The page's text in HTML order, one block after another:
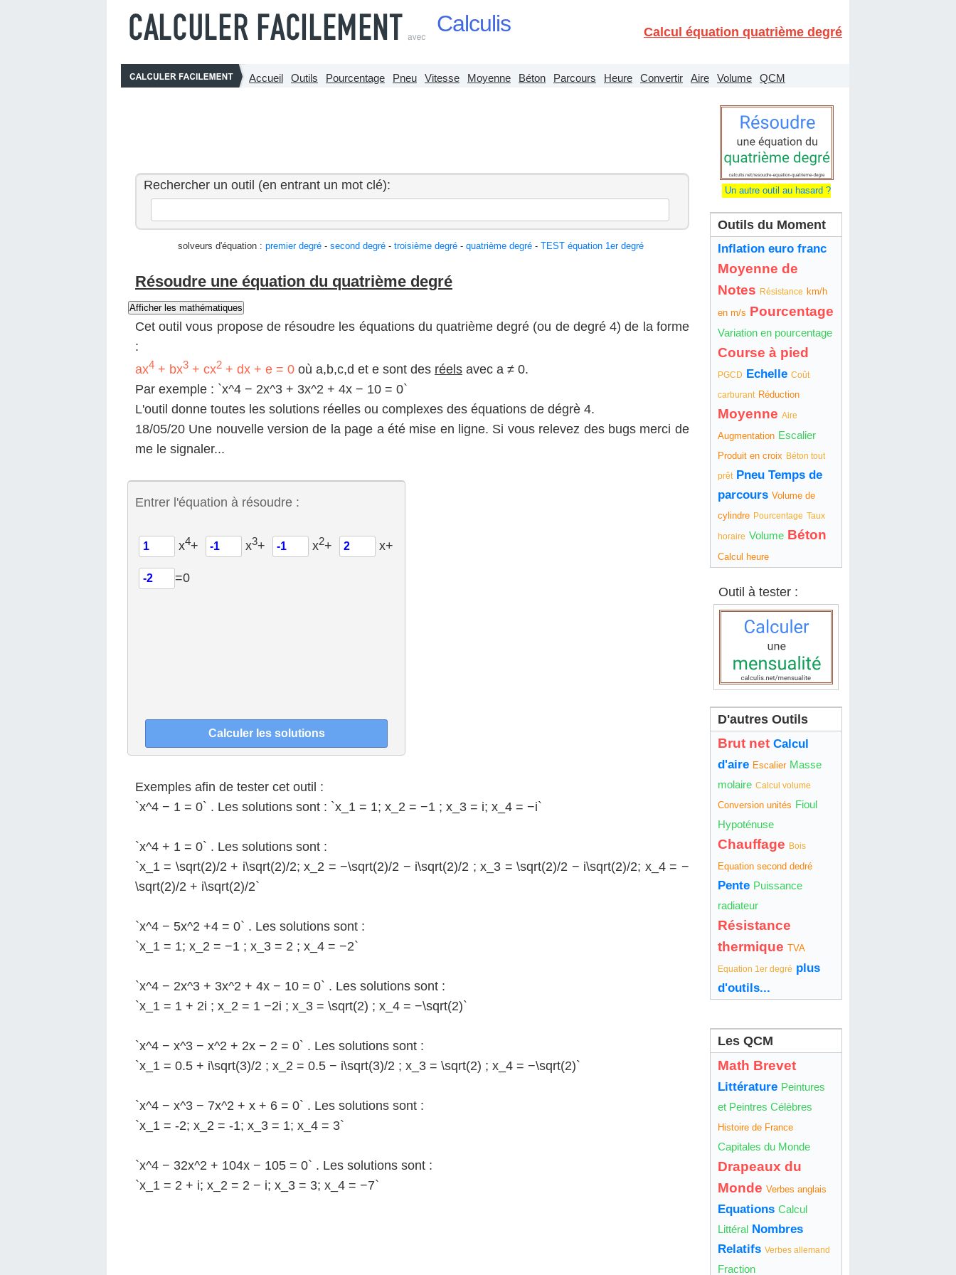
Calculis Calcul équation quatrième degré
Accueil Outils Pourcentage Pneu Vitesse Moyenne Béton Parcours Heure Convertir Aire Volume QCM
Rechercher un outil (en entrant un mot clé):
solveurs d'équation : premier degré- second degré- troisième degré- quatrième degré- TEST équation 1er degré
Résoudre une équation du quatrième degré
Afficher les mathématiques
Cet outil vous propose de résoudre les équations du quatrième degré (ou de degré 4) de la forme
:
ax4 + bx3 + cx2 + dx + e = 0 où a,b,c,d et e sont des réels avec a ≠ 0.
Par exemple : `x^4 − 2x^3 + 3x^2 + 4x − 10 = 0`
L'outil donne toutes les solutions réelles ou complexes des équations de dégrè 4.
18/05/20 Une nouvelle version de la page a été mise en ligne. Si vous relevez des bugs merci de
me le signaler...
Entrer l'équation à résoudre :
x4+ x3+ x2+ x+
=0
Exemples afin de tester cet outil :
`x^4 − 1 = 0` . Les solutions sont : `x_1 = 1; x_2 = −1 ; x_3 = i; x_4 = −i`
`x^4 + 1 = 0` . Les solutions sont :
`x_1 = \sqrt(2)/2 + i\sqrt(2)/2; x_2 = −\sqrt(2)/2 − i\sqrt(2)/2 ; x_3 = \sqrt(2)/2 − i\sqrt(2)/2; x_4 = −
\sqrt(2)/2 + i\sqrt(2)/2`
`x^4 − 5x^2 +4 = 0` . Les solutions sont :
`x_1 = 1; x_2 = −1 ; x_3 = 2 ; x_4 = −2`
`x^4 − 2x^3 + 3x^2 + 4x − 10 = 0` . Les solutions sont :
`x_1 = 1 + 2i ; x_2 = 1 −2i ; x_3 = \sqrt(2) ; x_4 = −\sqrt(2)`
`x^4 − x^3 − x^2 + 2x − 2 = 0` . Les solutions sont :
`x_1 = 0.5 + i\sqrt(3)/2 ; x_2 = 0.5 − i\sqrt(3)/2 ; x_3 = \sqrt(2) ; x_4 = −\sqrt(2)`
`x^4 − x^3 − 7x^2 + x + 6 = 0` . Les solutions sont :
`x_1 = -2; x_2 = -1; x_3 = 1; x_4 = 3`
`x^4 − 32x^2 + 104x − 105 = 0` . Les solutions sont :
`x_1 = 2 + i; x_2 = 2 − i; x_3 = 3; x_4 = −7`
Un autre outil au hasard ?
Outils du Moment
Inflation euro franc
Moyenne de
Notes Résistance km/h
en m/s Pourcentage
Variation en pourcentage
Course à pied
PGCD Echelle Coût
carburant Réduction
Moyenne Aire
Augmentation Escalier
Produit en croix Béton tout
prêt Pneu Temps de
parcours Volume de
cylindre Pourcentage Taux
horaire Volume Béton
Calcul heure
Outil à tester :
D'autres Outils
Brut net Calcul
d'aire Escalier Masse
molaire Calcul volume
Conversion unités Fioul
Hypoténuse
Chauffage Bois
Equation second dedré
Pente Puissance
radiateur
Résistance
thermique TVA
Equation 1er degré plus
d'outils...
Les QCM
Math Brevet
Littérature Peintures
et Peintres Célèbres
Histoire de France
Capitales du Monde
Drapeaux du
Monde Verbes anglais
Equations Calcul
Littéral Nombres
Relatifs Verbes allemand
Fraction